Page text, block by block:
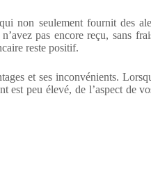
non seulement fournit des
pas encore reçu, sans
reste positif.
et ses inconvénients.
est peu élevé, de l’aspect de